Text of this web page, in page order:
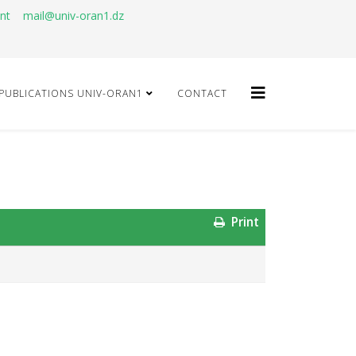
mail@univ-oran1.dz
PUBLICATIONS UNIV-ORAN1 CONTACT
Print